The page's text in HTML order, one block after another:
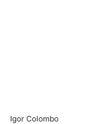
Igor Colombo